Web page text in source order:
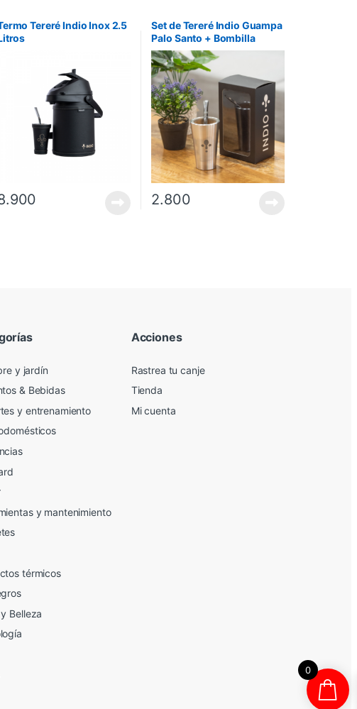
Tereré Indio Inox 2.5
Set de Tereré Indio Guampa
Palo Santo + Bombilla
Alpaca Pico Ancho – Plata
2.800
y jardín
& Bebidas
y entrenamiento
y mantenimiento
térmicos
Belleza
Acciones
Rastrea tu canje
Tienda
Mi cuenta
0